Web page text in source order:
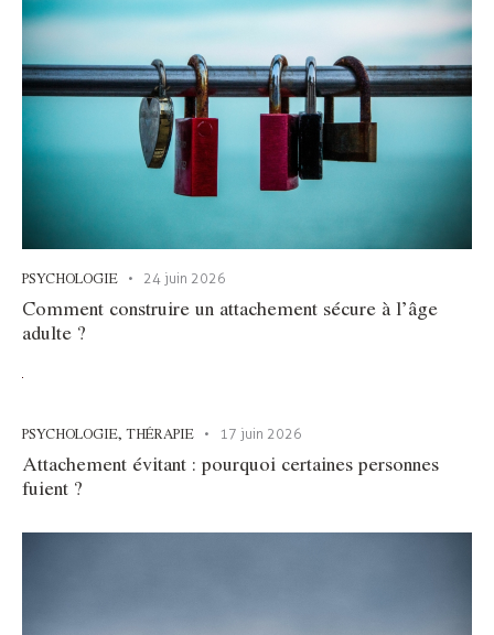
PSYCHOLOGIE 24 juin 2026
Comment construire un attachement sécure à l’âge
adulte ?
PSYCHOLOGIE, THÉRAPIE 17 juin 2026
Attachement évitant : pourquoi certaines personnes
fuient ?